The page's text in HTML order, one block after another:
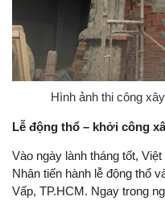
Hình ảnh thi công
Lễ động thổ – khởi công
Vào ngày lành tháng tốt,
Nhân tiến hành lễ động thổ
Vấp, TP.HCM. Ngay trong